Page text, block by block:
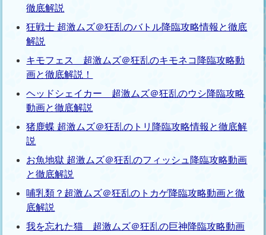
徹底解説
狂戦士 超激ムズ＠狂乱のバトル降臨攻略情報と徹底
解説
キモフェス 超激ムズ＠狂乱のキモネコ降臨攻略動
画と徹底解説！
ヘッドシェイカー 超激ムズ＠狂乱のウシ降臨攻略
動画と徹底解説
猪鹿蝶 超激ムズ＠狂乱のトリ降臨攻略情報と徹底解
説
お魚地獄 超激ムズ＠狂乱のフィッシュ降臨攻略動画
と徹底解説
哺乳類？超激ムズ＠狂乱のトカゲ降臨攻略動画と徹
底解説
我を忘れた猫 超激ムズ＠狂乱の巨神降臨攻略動画